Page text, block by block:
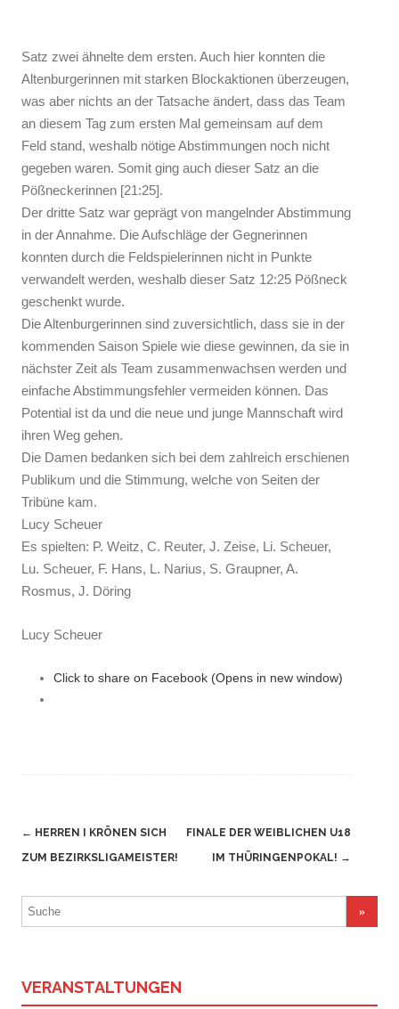
Satz zwei ähnelte dem ersten. Auch hier konnten die
Altenburgerinnen mit starken Blockaktionen überzeugen,
was aber nichts an der Tatsache ändert, dass das Team
an diesem Tag zum ersten Mal gemeinsam auf dem
Feld stand, weshalb nötige Abstimmungen noch nicht
gegeben waren. Somit ging auch dieser Satz an die
Pößneckerinnen [21:25].
Der dritte Satz war geprägt von mangelnder Abstimmung
in der Annahme. Die Aufschläge der Gegnerinnen
konnten durch die Feldspielerinnen nicht in Punkte
verwandelt werden, weshalb dieser Satz 12:25 Pößneck
geschenkt wurde.
Die Altenburgerinnen sind zuversichtlich, dass sie in der
kommenden Saison Spiele wie diese gewinnen, da sie in
nächster Zeit als Team zusammenwachsen werden und
einfache Abstimmungsfehler vermeiden können. Das
Potential ist da und die neue und junge Mannschaft wird
ihren Weg gehen.
Die Damen bedanken sich bei dem zahlreich erschienen
Publikum und die Stimmung, welche von Seiten der
Tribüne kam.
Lucy Scheuer
Es spielten: P. Weitz, C. Reuter, J. Zeise, Li. Scheuer,
Lu. Scheuer, F. Hans, L. Narius, S. Graupner, A.
Rosmus, J. Döring
Lucy Scheuer
Click to share on Facebook (Opens in new window)
Navigation
(Beiträge)
← HERREN I KRÖNEN SICH
ZUM BEZIRKSLIGAMEISTER!
FINALE DER WEIBLICHEN U18
IM THÜRINGENPOKAL! →
Suchergebnis
für:
VERANSTALTUNGEN